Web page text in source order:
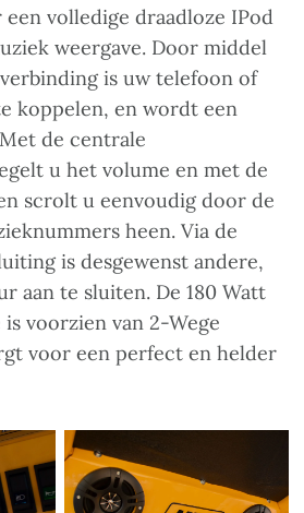
volledige draadloze IPod
weergave. Door middel
is uw telefoon of
koppelen, en wordt een
de centrale
u het volume en met de
scrolt u eenvoudig door de
heen. Via de
is desgewenst andere,
aan te sluiten. De 180 Watt
voorzien van 2-Wege
voor een perfect en helder